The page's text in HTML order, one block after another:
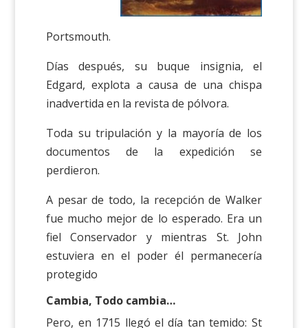
Portsmouth.
Días después, su buque insignia, el
Edgard, explota a causa de una chispa
inadvertida en la revista de pólvora.
Toda su tripulación y la mayoría de los
documentos de la expedición se
perdieron.
A pesar de todo, la recepción de Walker
fue mucho mejor de lo esperado. Era un
fiel Conservador y mientras St. John
estuviera en el poder él permanecería
protegido
Cambia, Todo cambia…
Pero, en 1715 llegó el día tan temido: St